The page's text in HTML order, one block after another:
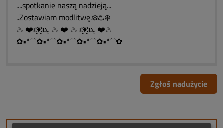
....spotkanie naszą nadzieją...
..Zostawiam modlitwę.❄️♨️❄️
♨ ❤️ԑ̮̑♦̮̑ɜܓ ♨ ❤️ ♨ ԑ̮̑♦̮̑ɜܓ ❤️♨
✿•*´¯`✿•*´¯`✿•*´¯`✿•*´¯`✿•*´¯`✿
Zgłoś nadużycie